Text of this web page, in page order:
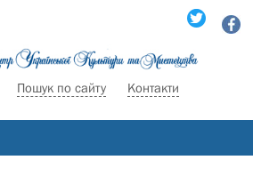
Пошук по сайту Контакти